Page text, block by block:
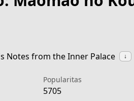
Notes from the Inner Palace ↓
Popularitas
5705